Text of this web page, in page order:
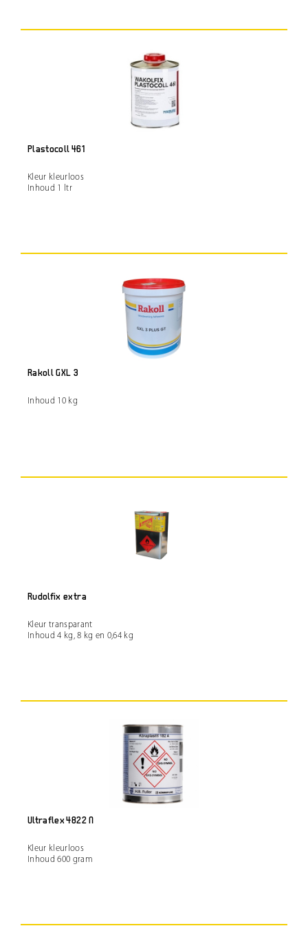
Plastocoll 461
Kleur kleurloos
Inhoud 1 ltr
Rakoll GXL 3
Inhoud 10 kg
Rudolfix extra
Kleur transparant
Inhoud 4 kg, 8 kg en 0,64 kg
Ultraflex 4822 N
Kleur kleurloos
Inhoud 600 gram